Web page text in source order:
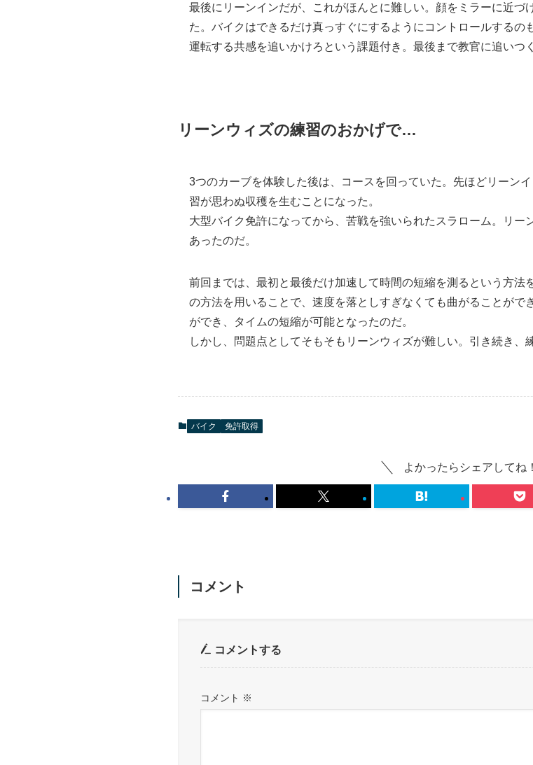
最後にリーンインだが、これがほんとに難しい。顔をミラーに近づ
た。バイクはできるだけ真っすぐにするようにコントロールするの
運転する共感を追いかけろという課題付き。最後まで教官に追いつ
リーンウィズの練習のおかげで…
3つのカーブを体験した後は、コースを回っていた。先ほどリーン
習が思わぬ収穫を生むことになった。
大型バイク免許になってから、苦戦を強いられたスラローム。リー
あったのだ。
前回までは、最初と最後だけ加速して時間の短縮を測るという方法
の方法を用いることで、速度を落としすぎなくても曲がることがで
ができ、タイムの短縮が可能となったのだ。
しかし、問題点としてそもそもリーンウィズが難しい。引き続き、
バイク 免許取得
よかったらシェアしてね！
コメント
コメントする
コメント ※